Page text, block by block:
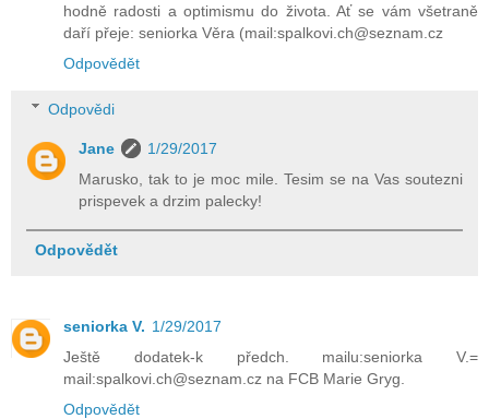
hodně radosti a optimismu do života. Ať se vám všetraně
daří přeje: seniorka Věra (mail:spalkovi.ch@seznam.cz
Odpovědět
Odpovědi
Jane
1/29/2017
Marusko, tak to je moc mile. Tesim se na Vas soutezni
prispevek a drzim palecky!
Odpovědět
seniorka V. 1/29/2017
Ještě dodatek-k předch. mailu:seniorka V.=
mail:spalkovi.ch@seznam.cz na FCB Marie Gryg.
Odpovědět